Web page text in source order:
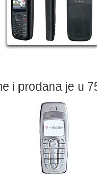
i prodana je u